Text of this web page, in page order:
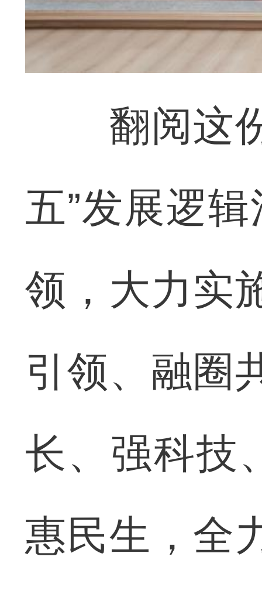
翻阅这份
五”发展逻
领，大力实
引领、融圈
长、强科技
惠民生，全